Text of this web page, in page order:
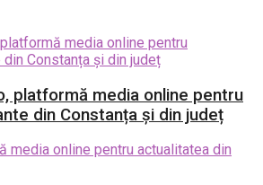
platformă media online pentru
din Constanța și din județ